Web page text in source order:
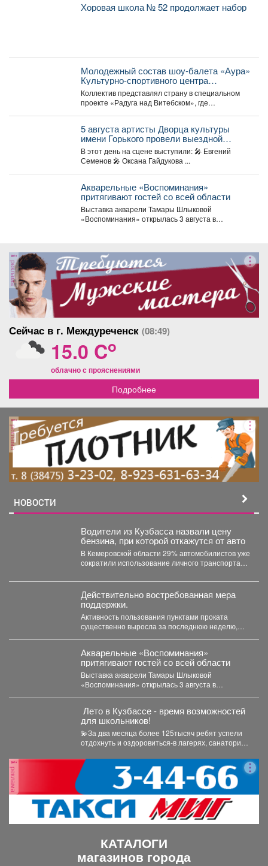
Хоровая школа № 52 продолжает набор
Молодежный состав шоу-балета «Аура»
Культурно-спортивного центра
металлургов победил в международном
конкурсе «Славянский базар» в
Витебске.
Коллектив представлял страну в специальном
проекте «Радуга над Витебском», где
5 августа артисты Дворца культуры
имени Горького провели выездной
концерт в реабилитационном центре
«Топаз».
В этот день на сцене выступили: 🎤 Евгений
Семенов 🎤 Оксана Гайдукова ...
Акварельные «Воспоминания»
притягивают гостей со всей области
Выставка акварели Тамары Шлыковой
«Воспоминания» открылась 3 августа в
реклама
Сейчас в г. Междуреченск (08:49)
15.0 Co
облачно с прояснениями
Подробнее
реклама
НОВОСТИ
Водители из Кузбасса назвали цену
бензина, при которой откажутся от авто
В Кемеровской области 29% автомобилистов уже
сократили использование личного транспорта
Действительно востребованная мера
поддержки.
Активность пользования пунктами проката
существенно выросла за последнюю неделю,
Акварельные «Воспоминания»
притягивают гостей со всей области
Выставка акварели Тамары Шлыковой
«Воспоминания» открылась 3 августа в
️ Лето в Кузбассе - время возможностей
для школьников!
💫За два месяца более 125тысяч ребят успели
отдохнуть и оздоровиться-в лагерях, санаториях
реклама
КАТАЛОГИ
магазинов города